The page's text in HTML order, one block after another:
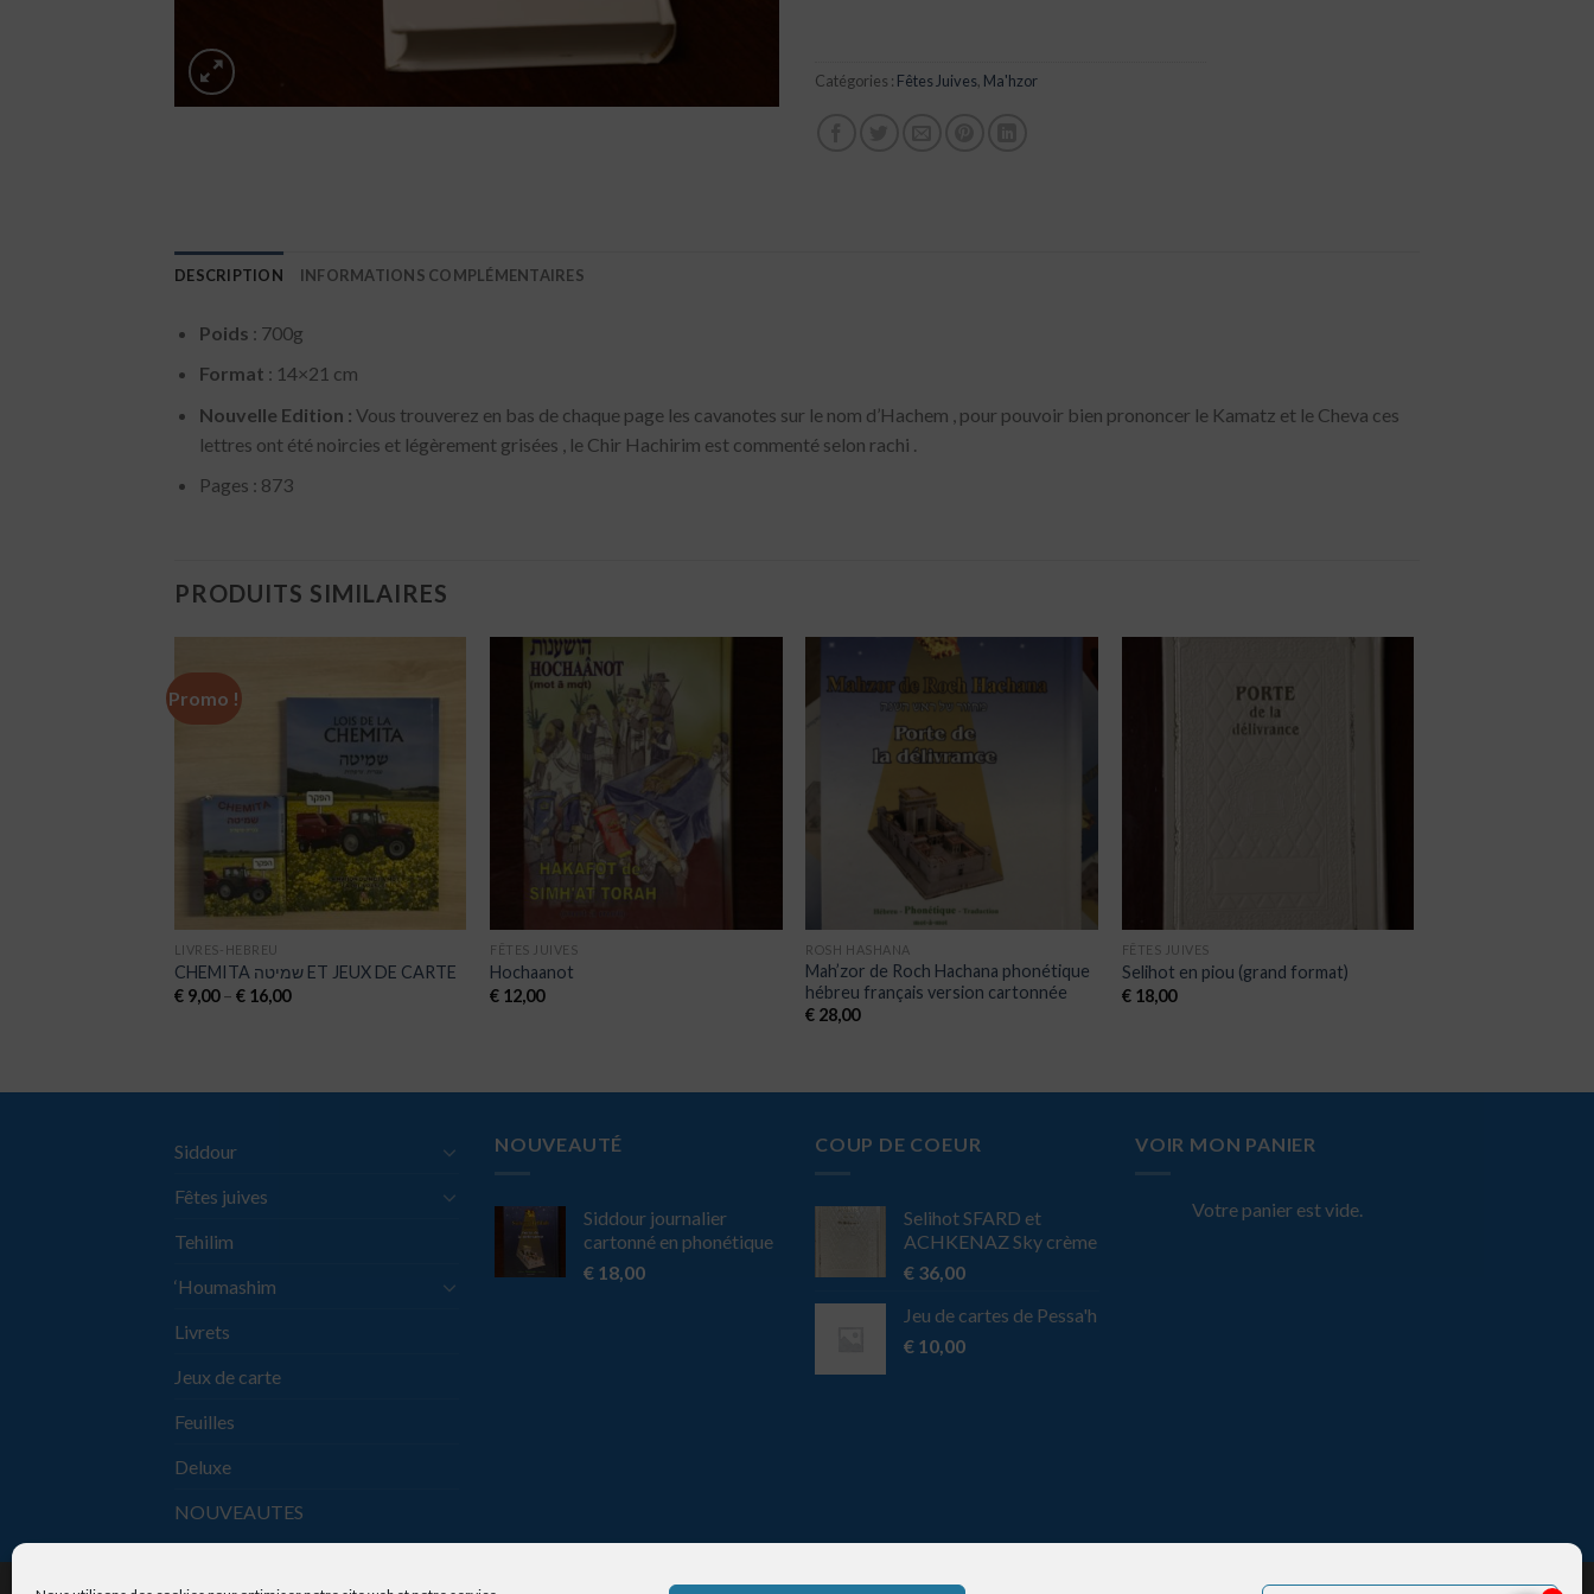
Catégories : Fêtes Juives, Ma'hzor
DESCRIPTION INFORMATIONS COMPLÉMENTAIRES
Poids : 700g
Format : 14×21 cm
Nouvelle Edition : Vous trouverez en bas de chaque page les cavanotes sur le nom d’Hachem , pour pouvoir bien prononcer le Kamatz et le Cheva ces
lettres ont été noircies et légèrement grisées , le Chir Hachirim est commenté selon rachi .
Pages : 873
PRODUITS SIMILAIRES
Promo !
Ajouter
LIVRES-HEBREU
CHEMITA שמיטה ET JEUX DE CARTE
€9,00– €16,00
souhaits
FÊTES JUIVES
Hochaanot
€ 12,00
ROSH HASHANA
Mah’zor de Roch Hachana phonétique
hébreu français version cartonnée
€ 28,00
FÊTES JUIVES
Selihot en piou (grand format)
€18,00
Siddour
Fêtes juives
Tehilim
‘Houmashim
Livrets
Jeux de carte
Feuilles
Deluxe
NOUVEAUTES
NOUVEAUTÉ
Siddour journalier
cartonné en phonétique
€ 18,00
COUP DE COEUR
Selihot SFARD et
ACHKENAZ Sky crème
€ 36,00
Jeu de cartes de Pessa'h
€ 10,00
VOIR MON PANIER
Votre panier est vide.
Copyright 2026 © Les Portes de la La Délivrance Site réalisé par Optim'Web